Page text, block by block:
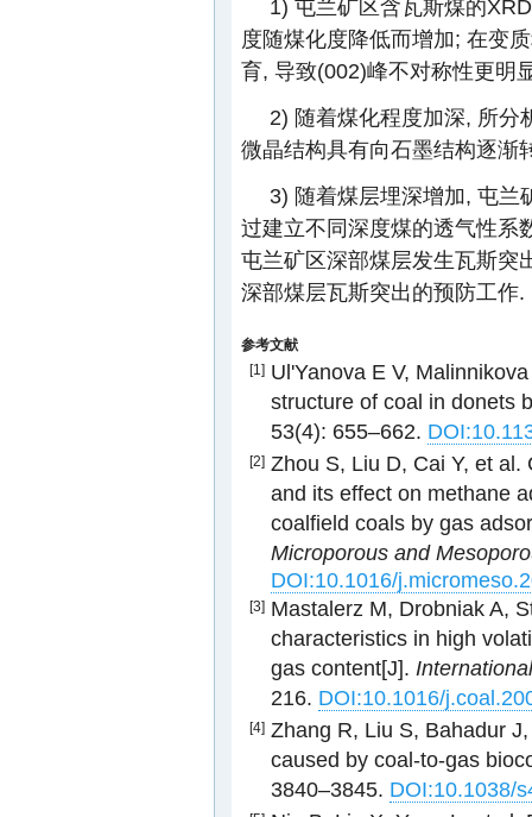
1) 屯兰矿区含瓦斯煤的
度随煤化度降低而增加; 在变
育, 导致(002)峰不对称性更明
2) 随着煤化程度加深, 所分
微晶结构具有向石墨结构逐渐
3) 随着煤层埋深增加, 屯兰
过建立不同深度煤的透气性系
屯兰矿区深部煤层发生瓦斯突
深部煤层瓦斯突出的预防工作.
参考文献
[1] Ul'Yanova E V,
structure of coal in donets
53(4): 655–662.
[2] Zhou S, Liu D, Cai Y, et
and its effect on methane
coalfield coals by gas
Microporous and
DOI:10.1016/
[3] Mastalerz M, Drobniak A,
characteristics in high
gas content[J].
216. DOI:10.1016/
[4] Zhang R, Liu S, Bahadur
caused by coal-to-gas
3840–3845. DOI:10.1038/